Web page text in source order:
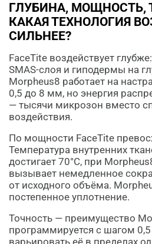
ГЛУБИНА, МОЩНОСТЬ,
КАКАЯ ТЕХНОЛОГИЯ
СИЛЬНЕЕ?
FaceTite воздействует
SMAS-слоя и гиподермы на
Morpheus8 работает на
0,5 до 8 мм, но энергия
— тысячи микрозон вместо
воздействия.
По мощности FaceTite
Температура внутренних
достигает 70°C, при
вызывает немедленное
от исходного объёма.
постепенное уплотнение.
Точность — преимущество
программируется с шагом
варьировать её в пределах